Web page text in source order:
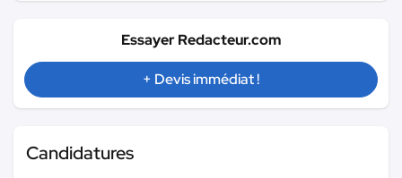
Essayer Redacteur.com
+ Devis immédiat !
Candidatures